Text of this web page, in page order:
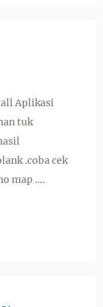
Aplikasi
tuk
.coba cek
map ….